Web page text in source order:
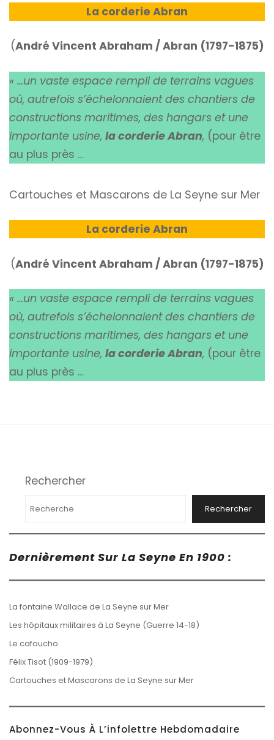
La corderie Abran
(André Vincent Abraham / Abran (1797-1875)
« …un vaste espace rempli de terrains vagues
où, autrefois s’échelonnaient des chantiers de
constructions maritimes, des hangars et une
importante usine, la corderie Abran, (pour être
au plus près …
Cartouches et Mascarons de La Seyne sur Mer
La corderie Abran
(André Vincent Abraham / Abran (1797-1875)
« …un vaste espace rempli de terrains vagues
où, autrefois s’échelonnaient des chantiers de
constructions maritimes, des hangars et une
importante usine, la corderie Abran, (pour être
au plus près …
Rechercher
Rechercher
Dernièrement Sur La Seyne En 1900 :
La fontaine Wallace de La Seyne sur Mer
Les hôpitaux militaires à La Seyne (Guerre 14-18)
Le cafoucho
Félix Tisot (1909-1979)
Cartouches et Mascarons de La Seyne sur Mer
Abonnez-Vous À L’infolettre Hebdomadaire